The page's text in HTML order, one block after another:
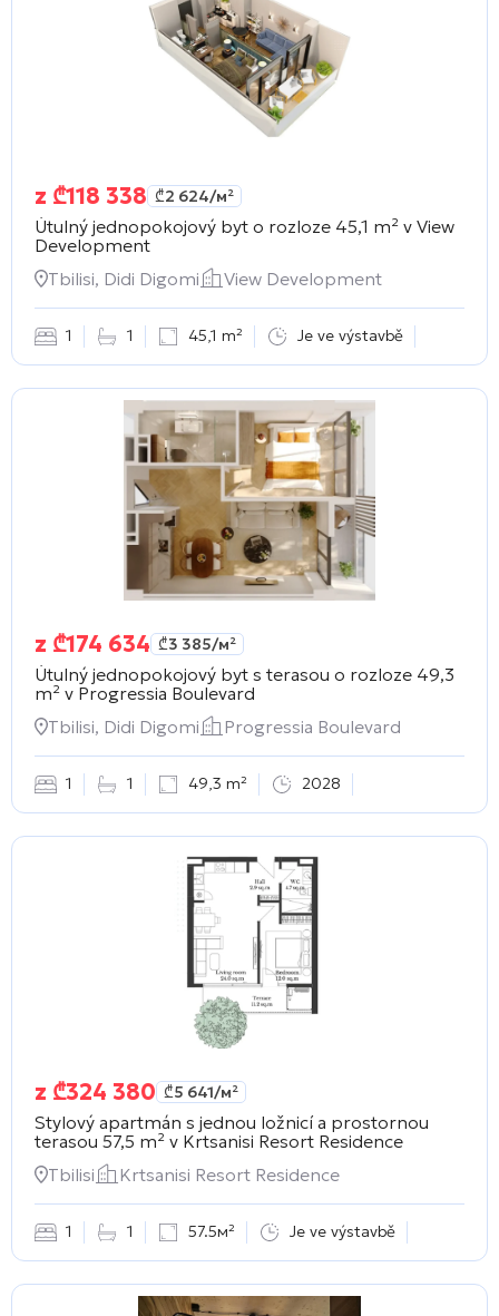
z ₾118 338 ₾2 624/м²
Útulný jednopokojový byt o rozloze 45,1 m² v View
Development
Tbilisi, Didi Digomi
View Development
1 1 45,1 m² Je ve výstavbě
z ₾174 634 ₾3 385/м²
Útulný jednopokojový byt s terasou o rozloze 49,3
m² v Progressia Boulevard
Tbilisi, Didi Digomi
Progressia Boulevard
1 1 49,3 m² 2028
z ₾324 380 ₾5 641/м²
Stylový apartmán s jednou ložnicí a prostornou
terasou 57,5 m² v Krtsanisi Resort Residence
Tbilisi
Krtsanisi Resort Residence
1 1 57.5м² Je ve výstavbě